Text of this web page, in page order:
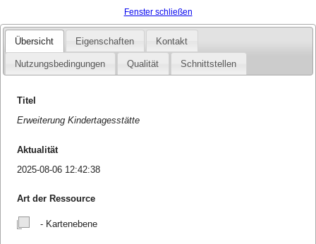
Fenster schließen
Übersicht Eigenschaften Kontakt
Nutzungsbedingungen Qualität Schnittstellen
Titel
Erweiterung Kindertagesstätte
Aktualität
2025-08-06 12:42:38
Art der Ressource
- Kartenebene